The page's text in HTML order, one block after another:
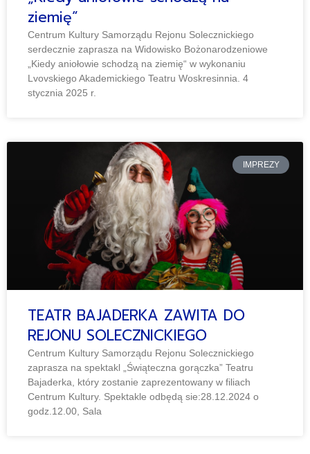
ziemię“
Centrum Kultury Samorządu Rejonu Solecznickiego
serdecznie zaprasza na Widowisko Bożonarodzeniowe
„Kiedy aniołowie schodzą na ziemię“ w wykonaniu
Lvovskiego Akademickiego Teatru Woskresinnia. 4
stycznia 2025 r.
IMPREZY
TEATR BAJADERKA ZAWITA DO
REJONU SOLECZNICKIEGO
Centrum Kultury Samorządu Rejonu Solecznickiego
zaprasza na spektakl „Świąteczna gorączka” Teatru
Bajaderka, który zostanie zaprezentowany w filiach
Centrum Kultury. Spektakle odbędą sie:28.12.2024 o
godz.12.00, Sala